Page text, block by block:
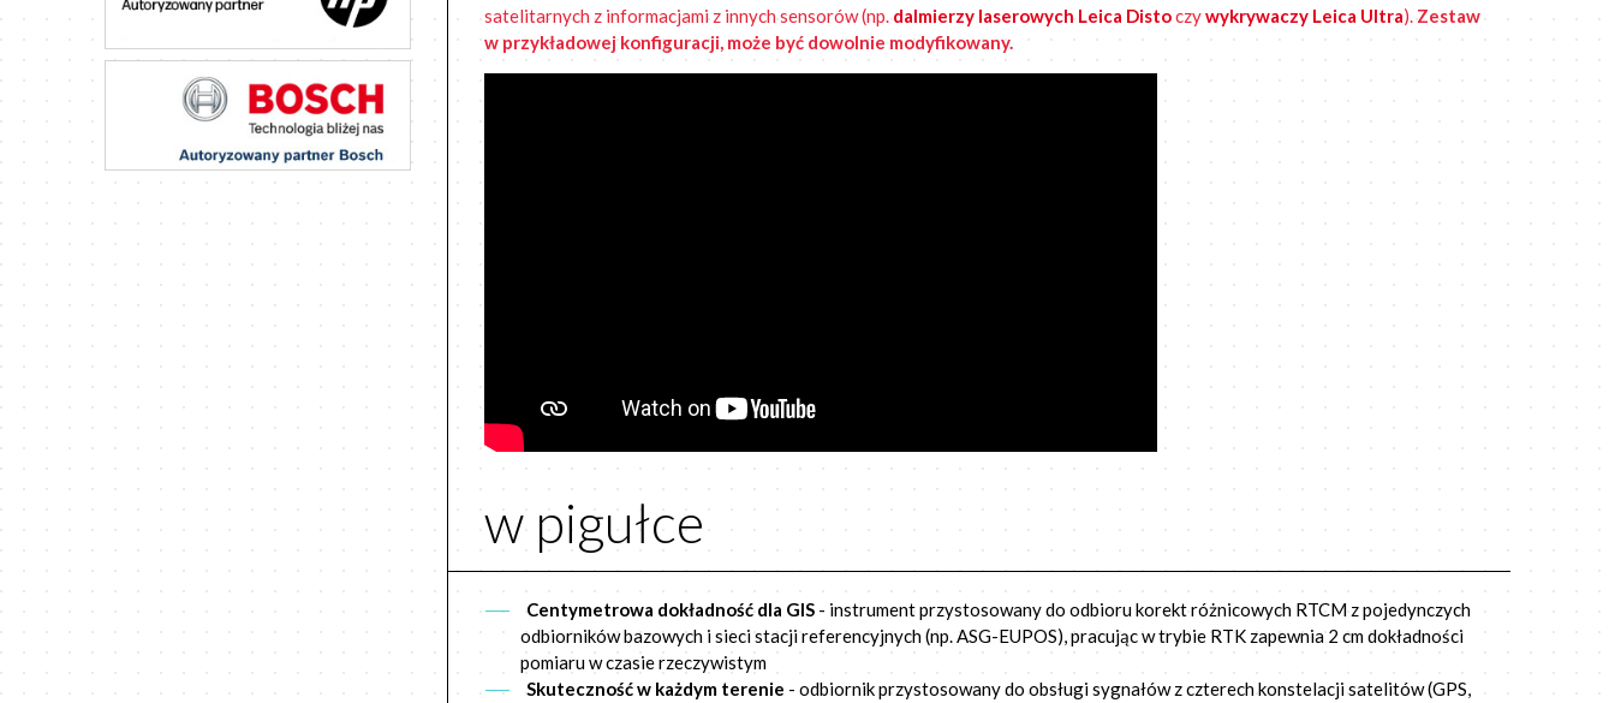
satelitarnych z informacjami z innych sensorów (np. dalmierzy laserowych Leica Distoczywykrywaczy Leica Ultra). Zestaw
w przykładowej konfiguracji, może być dowolnie modyfikowany.
w pigułce
Centymetrowa dokładność dla GIS - instrument przystosowany do odbioru korekt różnicowych RTCM z pojedynczych
odbiorników bazowych i sieci stacji referencyjnych (np. ASG-EUPOS), pracując w trybie RTK zapewnia 2 cm dokładności
pomiaru w czasie rzeczywistym
Skuteczność w każdym terenie - odbiornik przystosowany do obsługi sygnałów z czterech konstelacji satelitów (GPS,